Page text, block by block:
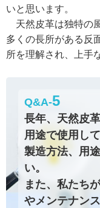
いと思います。
天然皮革は独特の
多くの長所がある反
所を理解され、上手
Q&A-5
長年、天然皮
用途で使用し
製造方法、用
い。
また、私たち
やメンテナン